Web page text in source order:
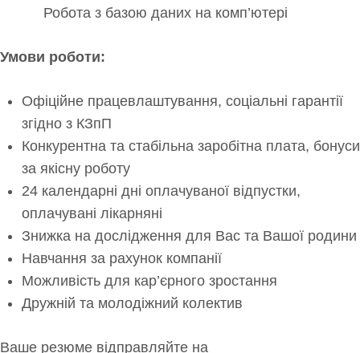
Робота з базою даних на комп’ютері
Умови роботи:
Офіційне працевлаштування, соціальні гарантії
згідно з КЗпП
Конкурентна та стабільна заробітна плата, бонуси
за якісну роботу
24 календарні дні оплачуваної відпустки,
оплачувані лікарняні
Знижка на дослідження для Вас та Вашої родини
Навчання за рахунок компанії
Можливість для кар’єрного зростання
Дружній та молодіжний колектив
Ваше резюме відправляйте на